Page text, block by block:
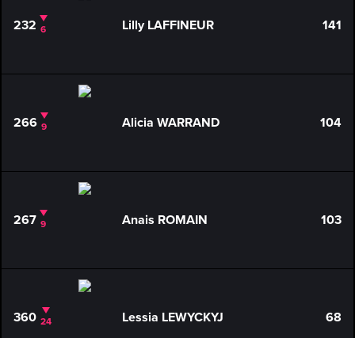
232 6 Lilly LAFFINEUR 141
266 9 Alicia WARRAND 104
267 9 Anais ROMAIN 103
360 24 Lessia LEWYCKYJ 68